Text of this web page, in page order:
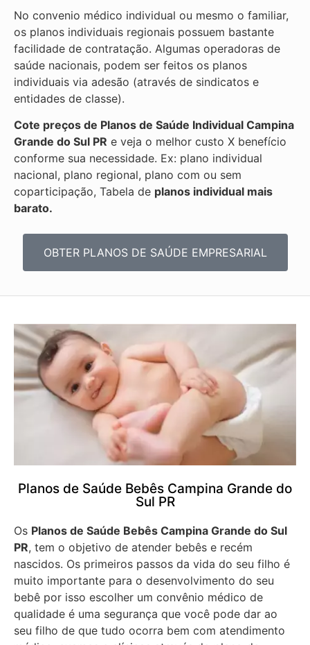
No convenio médico individual ou mesmo o familiar,
os planos individuais regionais possuem bastante
facilidade de contratação. Algumas operadoras de
saúde nacionais, podem ser feitos os planos
individuais via adesão (através de sindicatos e
entidades de classe).
Cote preços de Planos de Saúde Individual Campina
Grande do Sul PR e veja o melhor custo X benefício
conforme sua necessidade. Ex: plano individual
nacional, plano regional, plano com ou sem
coparticipação, Tabela de planos individual mais
barato.
OBTER PLANOS DE SAÚDE EMPRESARIAL
Planos de Saúde Bebês Campina Grande do
Sul PR
Os Planos de Saúde Bebês Campina Grande do Sul
PR, tem o objetivo de atender bebês e recém
nascidos. Os primeiros passos da vida do seu filho é
muito importante para o desenvolvimento do seu
bebê por isso escolher um convênio médico de
qualidade é uma segurança que você pode dar ao
seu filho de que tudo ocorra bem com atendimento